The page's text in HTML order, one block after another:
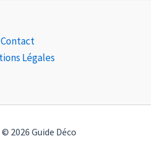
Contact
Légales
2026 Guide Déco